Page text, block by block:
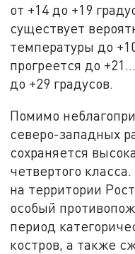
от +14 до +19
существует
температуры до
прогреется до
до +29 градусов.
Помимо
северо-западных
сохраняется
четвертого
на территории
особый
период
костров, а также